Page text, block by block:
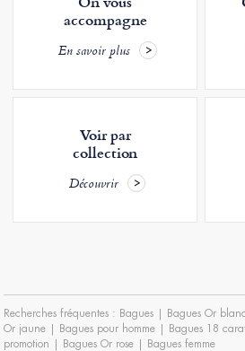
accompagne
En savoir plus
Voir par
collection
Découvrir
Recherches fréquentes : Bagues | Bagues Or blanc
Or jaune | Bagues pour homme | Bagues 18
promotion | Bagues Or rose | Bagues femme